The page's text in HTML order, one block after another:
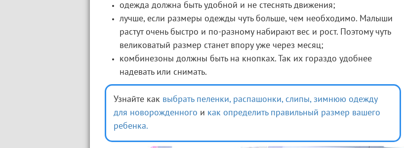
одежда должна быть удобной и не стеснять движения;
лучше, если размеры одежды чуть больше, чем необходимо. Малыши
растут очень быстро и по-разному набирают вес и рост. Поэтому чуть
великоватый размер станет впору уже через месяц;
комбинезоны должны быть на кнопках. Так их гораздо удобнее
надевать или снимать.
Узнайте как выбрать пеленки, распашонки, слипы, зимнюю одежду
для новорожденного и как определить правильный размер вашего
ребенка.